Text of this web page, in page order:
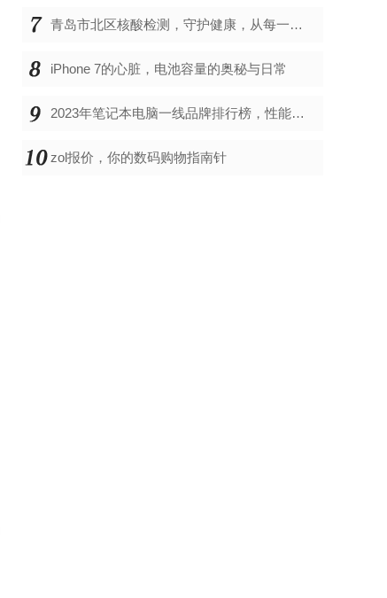
青岛市北区核酸检测，守护健康，从每一次检测开始
iPhone 7的心脏，电池容量的奥秘与日常
2023年笔记本电脑一线品牌排行榜，性能、创新与用户满意度的综合考量
zol报价，你的数码购物指南针